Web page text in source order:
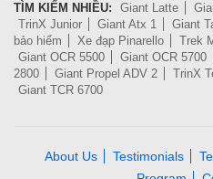
TÌM KIẾM NHIỀU:
Giant Latte
TrinX Junior
Giant Atx 1 Giant
bảo hiểm
Xe đạp Pinarello Trek
Giant OCR 5500
Giant OCR 5700
2800
Giant Propel ADV 2 TrinX
Giant TCR 6700
About Us Testimonials